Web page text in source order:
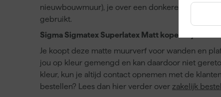
nieuwbouwmuur), je over een donkere of felle
gebruikt.
Sigma Sigmatex Superlatex Matt kopen bij
Je koopt deze matte muurverf voor wanden en
jou op kleur gemengd en kan daardoor niet
kleur, kun je altijd contact opnemen met de
bestellen? Lees dan hier verder over zakelijk